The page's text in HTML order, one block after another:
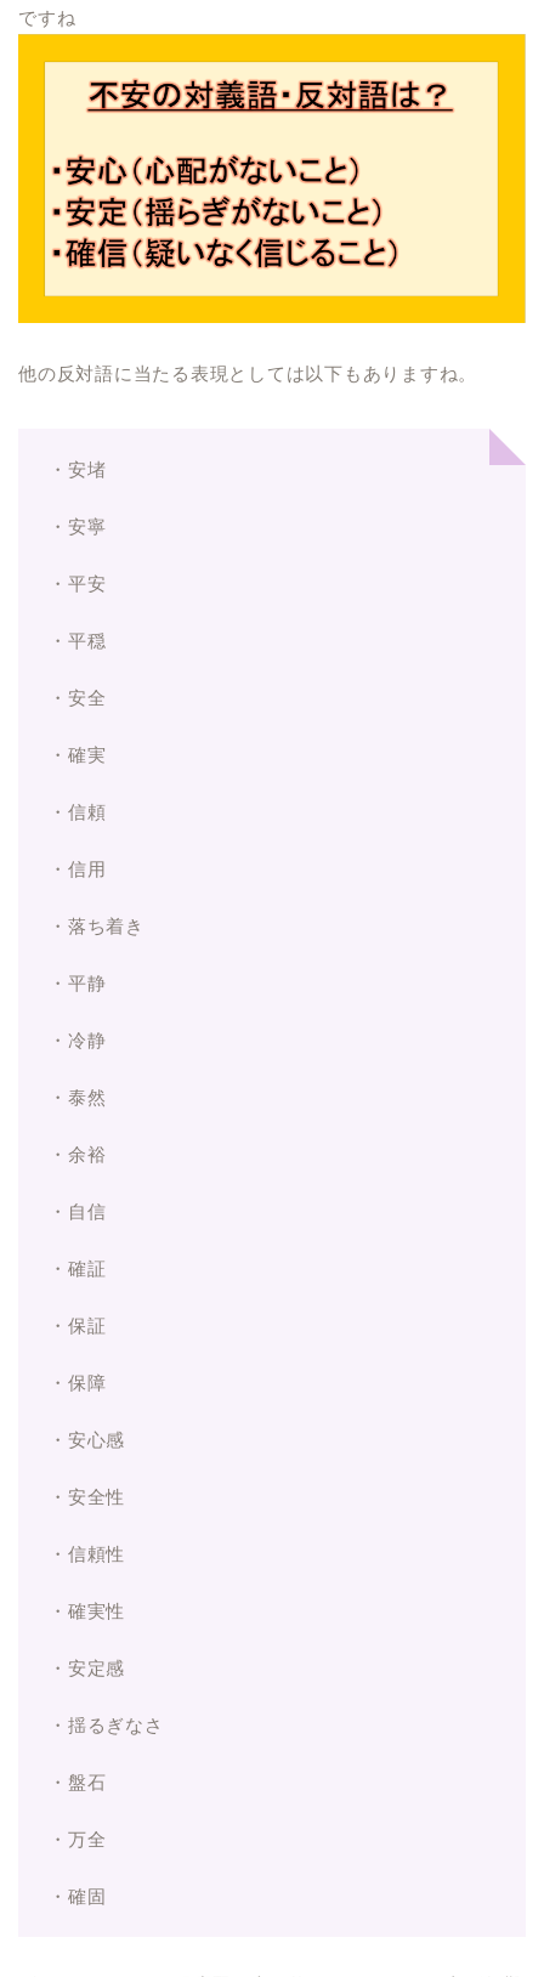
ですね
他の反対語に当たる表現としては以下もありますね。
・安堵
・安寧
・平安
・平穏
・安全
・確実
・信頼
・信用
・落ち着き
・平静
・冷静
・泰然
・余裕
・自信
・確証
・保証
・保障
・安心感
・安全性
・信頼性
・確実性
・安定感
・揺るぎなさ
・盤石
・万全
・確固